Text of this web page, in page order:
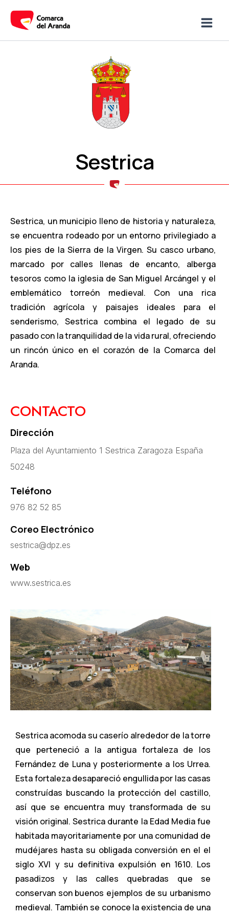
contenido
Sestrica
Sestrica, un municipio lleno de historia y naturaleza,
se encuentra rodeado por un entorno privilegiado a
los pies de la Sierra de la Virgen. Su casco urbano,
marcado por calles llenas de encanto, alberga
tesoros como la iglesia de San Miguel Arcángel y el
emblemático torreón medieval. Con una rica
tradición agrícola y paisajes ideales para el
senderismo, Sestrica combina el legado de su
pasado con la tranquilidad de la vida rural, ofreciendo
un rincón único en el corazón de la Comarca del
Aranda.
CONTACTO
Dirección
Plaza del Ayuntamiento 1 Sestrica Zaragoza España
50248
Teléfono
976 82 52 85
Coreo Electrónico
sestrica@dpz.es
Web
www.sestrica.es
Sestrica acomoda su caserío alrededor de la torre
que perteneció a la antigua fortaleza de los
Fernández de Luna y posteriormente a los Urrea.
Esta fortaleza desapareció engullida por las casas
construídas buscando la protección del castillo,
así que se encuentra muy transformada de su
visión original. Sestrica durante la Edad Media fue
habitada mayoritariamente por una comunidad de
mudéjares hasta su obligada conversión en el el
siglo XVI y su definitiva expulsión en 1610. Los
pasadizos y las calles quebradas que se
conservan son buenos ejemplos de su urbanismo
medieval. También se conoce la existencia de una